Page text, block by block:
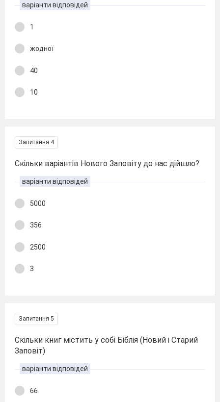
варіанти відповідей
1
жодної
40
10
Запитання 4
Скільки варіантів Нового Заповіту до нас дійшло?
варіанти відповідей
5000
356
2500
3
Запитання 5
Скільки книг містить у собі Біблія (Новий і Старий
Заповіт)
варіанти відповідей
66